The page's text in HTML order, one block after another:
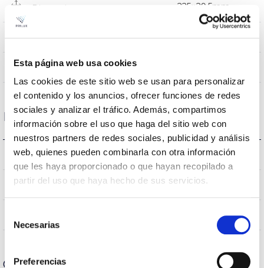
Esta página web usa cookies
Las cookies de este sitio web se usan para personalizar
el contenido y los anuncios, ofrecer funciones de redes
sociales y analizar el tráfico. Además, compartimos
información sobre el uso que haga del sitio web con
nuestros partners de redes sociales, publicidad y análisis
web, quienes pueden combinarla con otra información
que les haya proporcionado o que hayan recopilado a
partir del uso que haya hecho de sus servicios.
Necesarias
Preferencias
Dimensiones 225×29,5mm
Posición de montaje Empotrar
Empalmable
Datos ópticos
Temperatura de color 6.500K
CRI Índice de repr. cromática
120
Carcasa y Acabado